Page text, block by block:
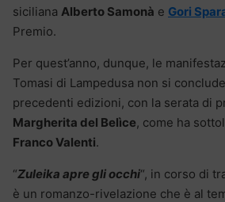
siciliana Alberto Samonà e Gori
Premio.
Per quest’anno, dunque, le
Tomasi di Lampedusa non si
precedenti edizioni, con la serata di
Margherita del Belìce, come ha
Franco Valenti.
“Zuleika apre gli occhi“, in corso di
è un romanzo-rivelazione che è al